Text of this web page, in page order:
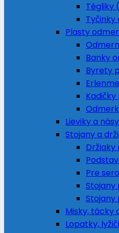
Tégliky
Tyčinky
Plasty
Banky
Byrety
Lieviky a
Stojany a
Držiaky
Pre
Stojany
Misky, tácky
Lopatky,